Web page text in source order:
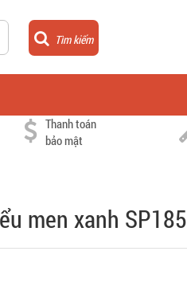
Tìm kiếm
Thanh toán
bảo mật
men xanh SP185